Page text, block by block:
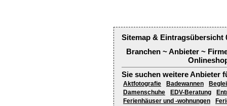
Sitemap & Eintragsübersicht
Branchen ~ Anbieter ~
Sie suchen weitere Anbieter
Aktfotografie Badewannen
Damenschuhe
EDV-Beratung
Ferienhäuser und -wohnungen